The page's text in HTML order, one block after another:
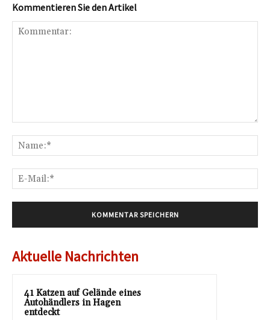
Kommentieren Sie den Artikel
Aktuelle Nachrichten
41 Katzen auf Gelände eines
Autohändlers in Hagen
entdeckt